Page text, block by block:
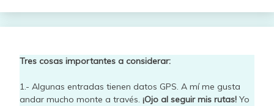
Tres cosas importantes a considerar:
1.- Algunas entradas tienen datos GPS. A mí me gusta
andar mucho monte a través. ¡Ojo al seguir mis rutas! Yo